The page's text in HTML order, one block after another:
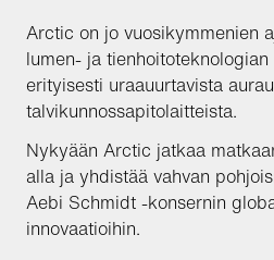
Arctic on jo vuosikymmenien
lumen- ja
erityisesti uraauurtavista
talvikunnossapitolaitteista.
Nykyään Arctic jatkaa
alla ja yhdistää vahvan
Aebi Schmidt -konsernin
innovaatioihin.